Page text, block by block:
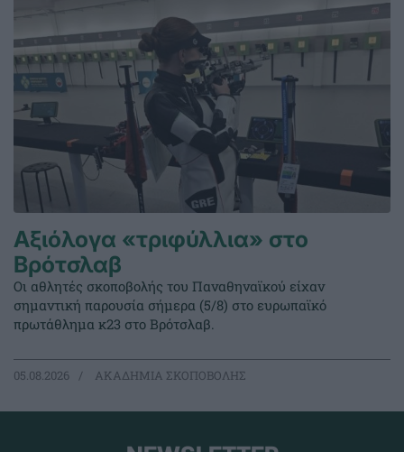
Αξιόλογα «τριφύλλια» στο
Βρότσλαβ
Οι αθλητές σκοποβολής του Παναθηναϊκού είχαν
σημαντική παρουσία σήμερα (5/8) στο ευρωπαϊκό
πρωτάθλημα κ23 στο Βρότσλαβ.
05.08.2026 ΑΚΑΔΗΜΙΑ ΣΚΟΠΟΒΟΛΗΣ